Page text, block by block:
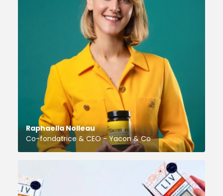
Raphaella Nolleau
Co-fondatrice & CEO - Yacon & Co